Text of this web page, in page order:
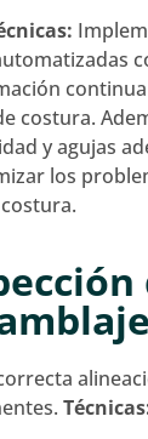
costura.
y agujas
los
costura.